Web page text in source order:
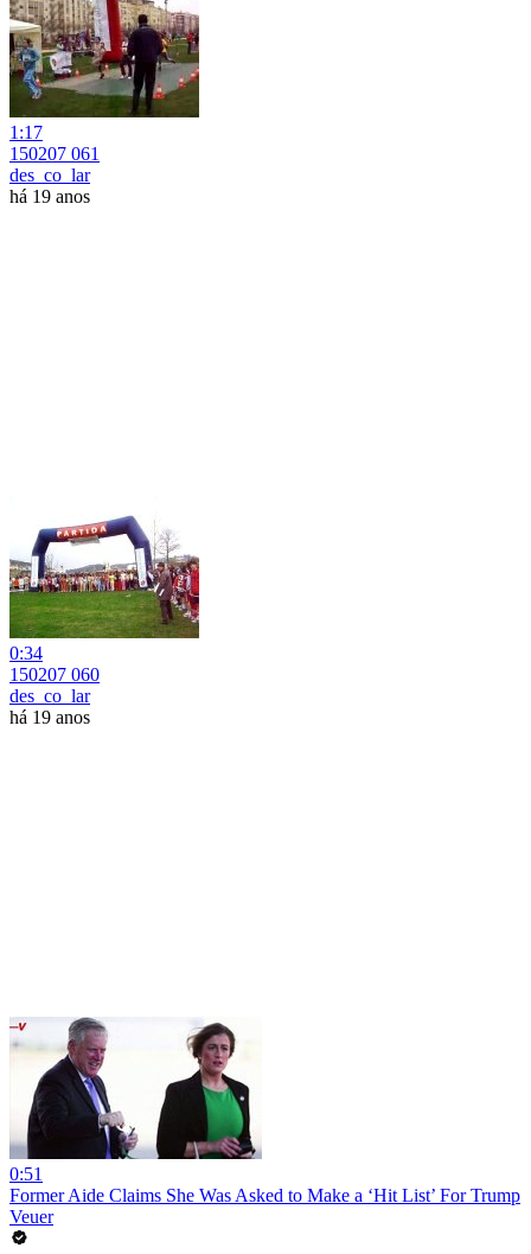
1:17
150207 061
des_co_lar
há 19 anos
0:34
150207 060
des_co_lar
há 19 anos
0:51
Former Aide Claims She Was Asked to Make a ‘Hit List’ For Trump
Veuer